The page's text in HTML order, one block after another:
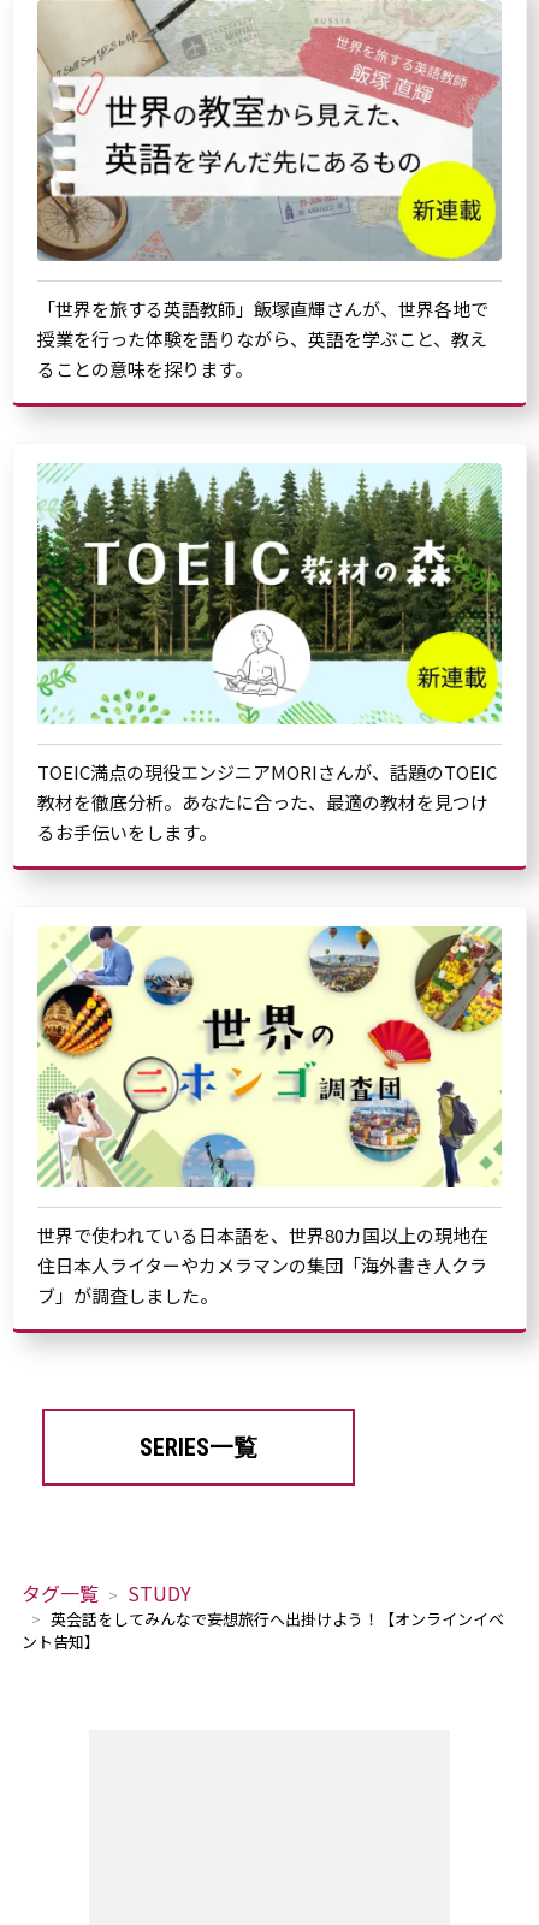
「世界を旅する英語教師」飯塚直輝さんが、世界各地で
授業を行った体験を語りながら、英語を学ぶこと、教え
ることの意味を探ります。
TOEIC満点の現役エンジニアMORIさんが、話題のTOEIC
教材を徹底分析。あなたに合った、最適の教材を見つけ
るお手伝いをします。
世界で使われている日本語を、世界80カ国以上の現地在
住日本人ライターやカメラマンの集団「海外書き人クラ
ブ」が調査しました。
SERIES一覧
タグ一覧 STUDY
英会話をしてみんなで妄想旅行へ出掛けよう！【オンラインイベ
ント告知】